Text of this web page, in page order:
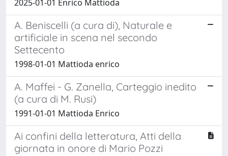
2025-01-01 Enrico Mattioda
A. Beniscelli (a cura di), Naturale e
artificiale in scena nel secondo
Settecento
1998-01-01 Mattioda enrico
A. Maffei - G. Zanella, Carteggio inedito
(a cura di M. Rusi)
1991-01-01 Mattioda Enrico
Ai confini della letteratura, Atti della
giornata in onore di Mario Pozzi